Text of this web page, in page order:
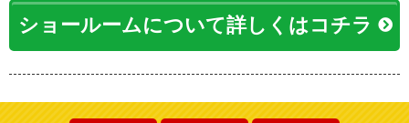
ショールームについて詳しくはコチラ